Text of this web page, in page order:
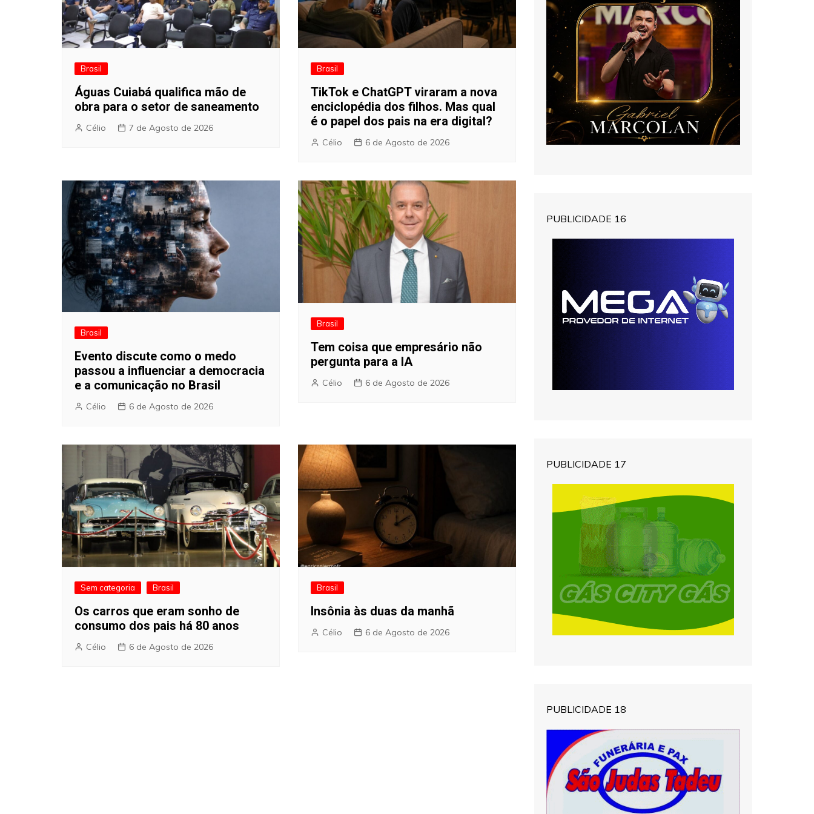
Brasil
Águas Cuiabá qualifica mão de
obra para o setor de saneamento
Célio 7 de Agosto de 2026
Brasil
TikTok e ChatGPT viraram a nova
enciclopédia dos filhos. Mas qual
é o papel dos pais na era digital?
Célio 6 de Agosto de 2026
Brasil
Evento discute como o medo
passou a influenciar a democracia
e a comunicação no Brasil
Célio 6 de Agosto de 2026
Brasil
Tem coisa que empresário não
pergunta para a IA
Célio 6 de Agosto de 2026
Sem categoria Brasil
Os carros que eram sonho de
consumo dos pais há 80 anos
Célio 6 de Agosto de 2026
Brasil
Insônia às duas da manhã
Célio 6 de Agosto de 2026
PUBLICIDADE 16
PUBLICIDADE 17
PUBLICIDADE 18